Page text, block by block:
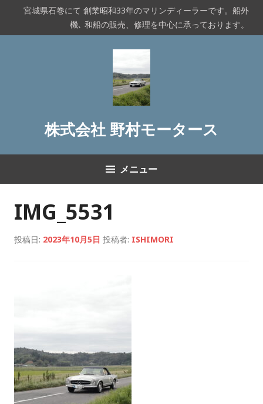
テ
宮城県石巻にて 創業昭和33年のマリンディーラーです。船外
機､ 和船の販売、修理を中心に承っております。
株式会社 野村モータース
メニュー
IMG_5531
投稿日: 2023年10月5日 投稿者: ISHIMORI